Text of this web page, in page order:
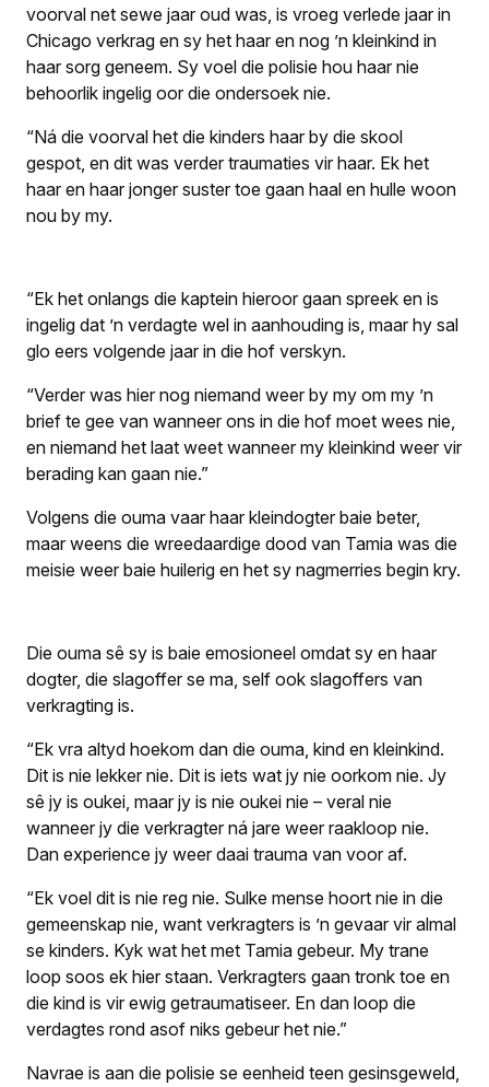
voorval net sewe jaar oud was, is vroeg verlede jaar in
Chicago verkrag en sy het haar en nog ’n kleinkind in
haar sorg geneem. Sy voel die polisie hou haar nie
behoorlik ingelig oor die ondersoek nie.
“Ná die voorval het die kinders haar by die skool
gespot, en dit was verder traumaties vir haar. Ek het
haar en haar jonger suster toe gaan haal en hulle woon
nou by my.
“Ek het onlangs die kaptein hieroor gaan spreek en is
ingelig dat ’n verdagte wel in aanhouding is, maar hy sal
glo eers volgende jaar in die hof verskyn.
“Verder was hier nog niemand weer by my om my ’n
brief te gee van wanneer ons in die hof moet wees nie,
en niemand het laat weet wanneer my kleinkind weer vir
berading kan gaan nie.”
Volgens die ouma vaar haar kleindogter baie beter,
maar weens die wreedaardige dood van Tamia was die
meisie weer baie huilerig en het sy nagmerries begin kry.
Die ouma sê sy is baie emosioneel omdat sy en haar
dogter, die slagoffer se ma, self ook slagoffers van
verkragting is.
“Ek vra altyd hoekom dan die ouma, kind en kleinkind.
Dit is nie lekker nie. Dit is iets wat jy nie oorkom nie. Jy
sê jy is oukei, maar jy is nie oukei nie – veral nie
wanneer jy die verkragter ná jare weer raakloop nie.
Dan experience jy weer daai trauma van voor af.
“Ek voel dit is nie reg nie. Sulke mense hoort nie in die
gemeenskap nie, want verkragters is ’n gevaar vir almal
se kinders. Kyk wat het met Tamia gebeur. My trane
loop soos ek hier staan. Verkragters gaan tronk toe en
die kind is vir ewig getraumatiseer. En dan loop die
verdagtes rond asof niks gebeur het nie.”
Navrae is aan die polisie se eenheid teen gesinsgeweld,